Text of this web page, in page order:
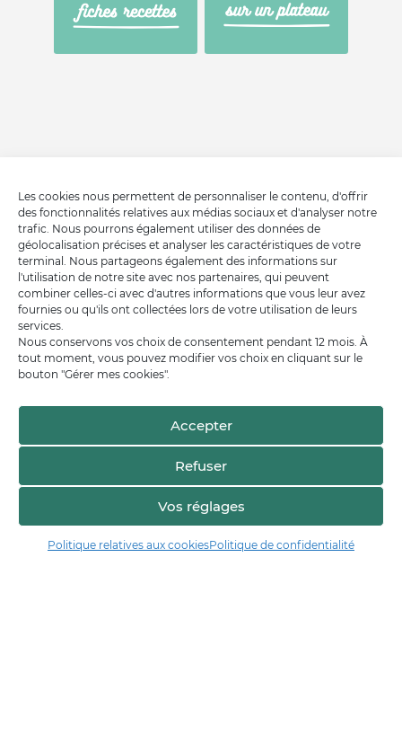
Les cookies nous permettent de personnaliser le contenu, d'offrir
des fonctionnalités relatives aux médias sociaux et d'analyser notre
trafic. Nous pourrons également utiliser des données de
géolocalisation précises et analyser les caractéristiques de votre
terminal. Nous partageons également des informations sur
l'utilisation de notre site avec nos partenaires, qui peuvent
combiner celles-ci avec d'autres informations que vous leur avez
fournies ou qu'ils ont collectées lors de votre utilisation de leurs
services.
Nous conservons vos choix de consentement pendant 12 mois. À
tout moment, vous pouvez modifier vos choix en cliquant sur le
bouton "Gérer mes cookies".
Accepter
Refuser
Vos réglages
Politique relatives aux cookiesPolitique de confidentialité